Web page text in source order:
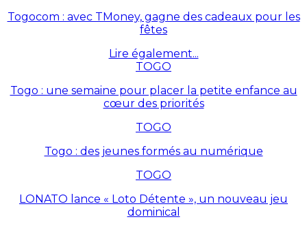
Togocom : avec TMoney, gagne des cadeaux pour les
fêtes
Lire également...
TOGO
Togo : une semaine pour placer la petite enfance au
cœur des priorités
TOGO
Togo : des jeunes formés au numérique
TOGO
LONATO lance « Loto Détente », un nouveau jeu
dominical